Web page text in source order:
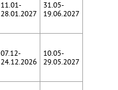
11.01-
28.01.2027
31.05-
19.06.2027
07.12-
24.12.2026
10.05-
29.05.2027